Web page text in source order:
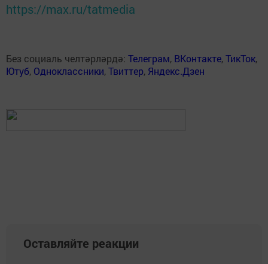
https://max.ru/tatmedia
Без социаль челтәрләрдә: Телеграм, ВКонтакте,ТикТок,
Ютуб, Одноклассники,Твиттер, Яндекс.Дзен
Оставляйте реакции